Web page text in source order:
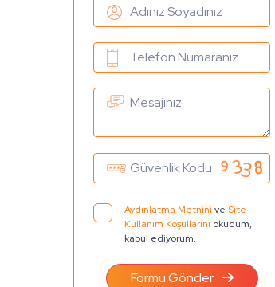
Aydınlatma Metnini ve Site
Kullanım Koşullarını okudum,
kabul ediyorum.
Formu Gönder